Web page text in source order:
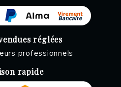
réglées
professionnels
rapide